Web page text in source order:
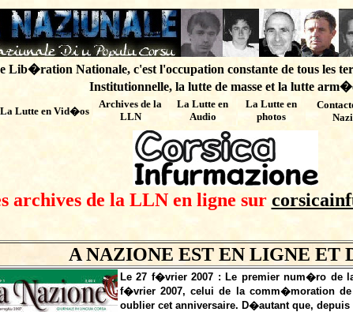
Lib�ration Nationale, c'est l'occupation constante de tous les
Institutionnelle, la lutte de masse et la lutte
La Lutte en Vid�os
Archives de la
LLN
La Lutte en
Audio
La Lutte en
photos
archives de la LLN en ligne sur
A NAZIONE EST EN LIGNE ET
Le 27 f�vrier 2007 : Le premier num�ro de
f�vrier 2007, celui de la comm�moration
oublier cet anniversaire. D�autant que,